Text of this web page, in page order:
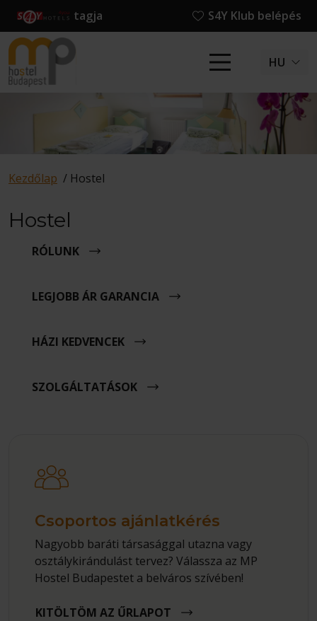
tagja S4Y Klub belépés
HU
Kezdőlap / Hostel
Hostel
RÓLUNK
LEGJOBB ÁR GARANCIA
HÁZI KEDVENCEK
SZOLGÁLTATÁSOK
Csoportos ajánlatkérés
Nagyobb baráti társasággal utazna vagy
osztálykirándulást tervez? Válassza az MP
Hostel Budapestet a belváros szívében!
KITÖLTÖM AZ ŰRLAPOT